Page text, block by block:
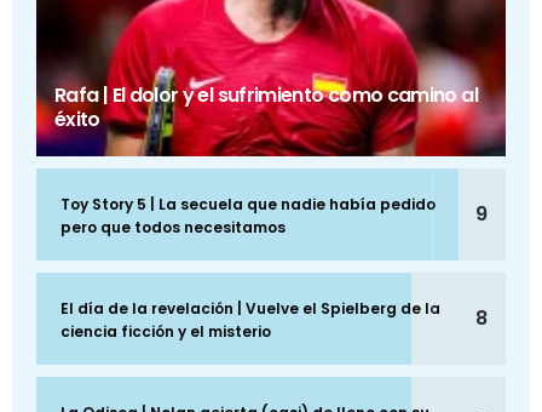
Rafa | El dolor y el sufrimiento como camino al
éxito
Toy Story 5 | La secuela que nadie había pedido
pero que todos necesitamos
9
El día de la revelación | Vuelve el Spielberg de la
ciencia ficción y el misterio
8